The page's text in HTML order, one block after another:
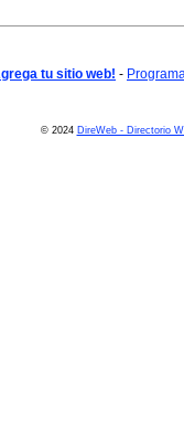
tu sitio web! -
© 2024 DireWeb - Directorio